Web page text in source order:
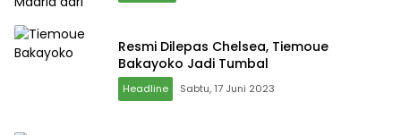
Resmi Dilepas Chelsea, Tiemoue
Bakayoko Jadi Tumbal
Headline Sabtu, 17 Juni 2023